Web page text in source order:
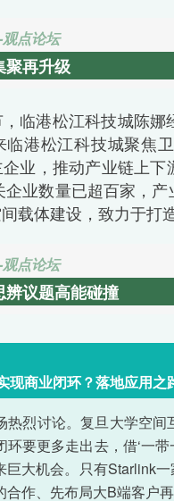
观点论坛
聚再升级
临港松江科技城陈
临港松江科技城聚焦
业，推动产业链上
业数量已超百家，
载体建设，致力于打
观点论坛
议题高能碰撞
现商业闭环？落地应用之
热烈讨论。复旦大学空
要更多走出去，借‘一
巨大机会。只有Starlink
作、先布局大B端客户